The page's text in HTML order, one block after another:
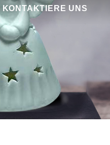
KONTAKTIERE UNS